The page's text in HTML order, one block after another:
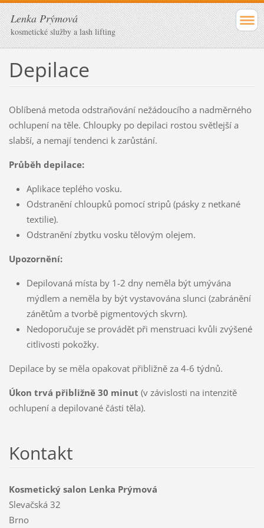
Lenka Prýmová
kosmetické služby a lash lifting
Depilace
Oblíbená metoda odstraňování nežádoucího a nadměrného
ochlupení na těle. Chloupky po depilaci rostou světlejší a
slabší, a nemají tendenci k zarůstání.
Průběh depilace:
Aplikace teplého vosku.
Odstranění chloupků pomocí stripů (pásky z netkané
textilie).
Odstranění zbytku vosku tělovým olejem.
Upozornění:
Depilovaná místa by 1-2 dny neměla být umývána
mýdlem a neměla by být vystavována slunci (zabránění
zánětům a tvorbě pigmentových skvrn).
Nedoporučuje se provádět při menstruaci kvůli zvýšené
citlivosti pokožky.
Depilace by se měla opakovat přibližně za 4-6 týdnů.
Úkon trvá přibližně 30 minut (v závislosti na intenzitě
ochlupení a depilované části těla).
Kontakt
Kosmetický salon Lenka Prýmová
Slevačská 32
Brno